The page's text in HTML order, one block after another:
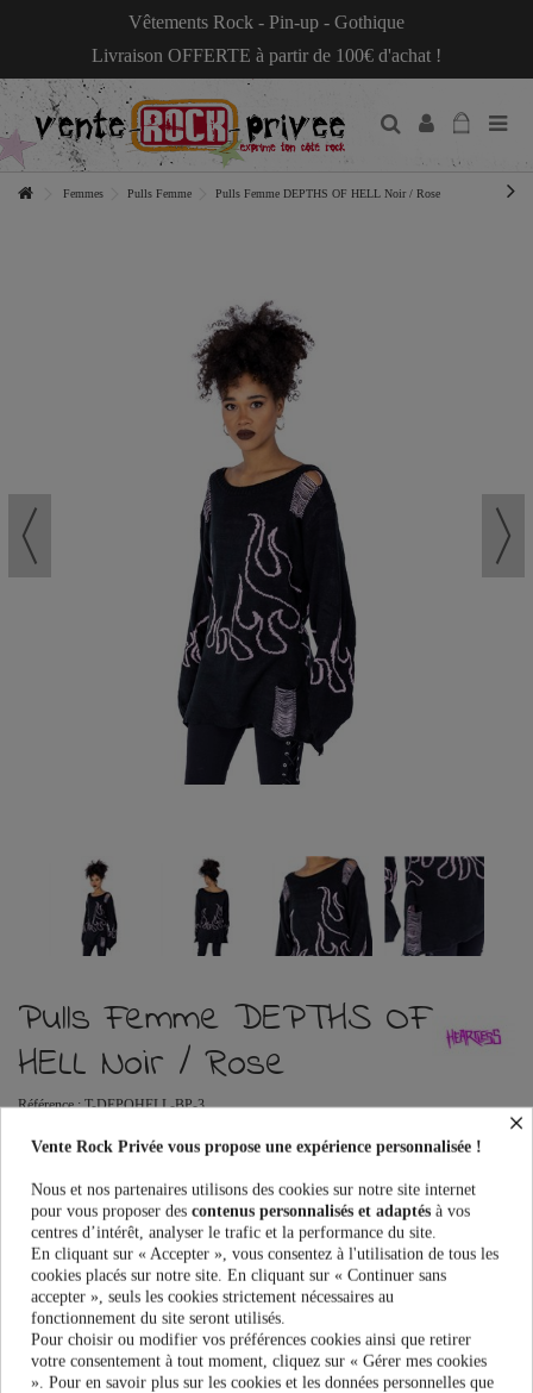
Vêtements Rock - Pin-up - Gothique
Livraison OFFERTE à partir de 100€ d'achat !
Femmes Pulls Femme Pulls Femme DEPTHS OF HELL Noir / Rose
Pulls Femme DEPTHS OF
HELL Noir / Rose
Référence : T-DEPOHELL-BP-3
Pulls Femme Heartless DEPTHS OF HELL JUMPER au meilleur prix.
Rétro, Glamour, Gothique, Punk, Lolita, Kawaii et bien plus encore...
Taille:
Couleur:
×
Vente Rock Privée vous propose une expérience personnalisée !
Nous et nos partenaires utilisons des cookies sur notre site internet
pour vous proposer des contenus personnalisés et adaptés à vos
centres d’intérêt, analyser le trafic et la performance du site.
En cliquant sur « Accepter », vous consentez à l'utilisation de tous les
cookies placés sur notre site. En cliquant sur « Continuer sans
accepter », seuls les cookies strictement nécessaires au
fonctionnement du site seront utilisés.
Pour choisir ou modifier vos préférences cookies ainsi que retirer
votre consentement à tout moment, cliquez sur « Gérer mes cookies
». Pour en savoir plus sur les cookies et les données personnelles que